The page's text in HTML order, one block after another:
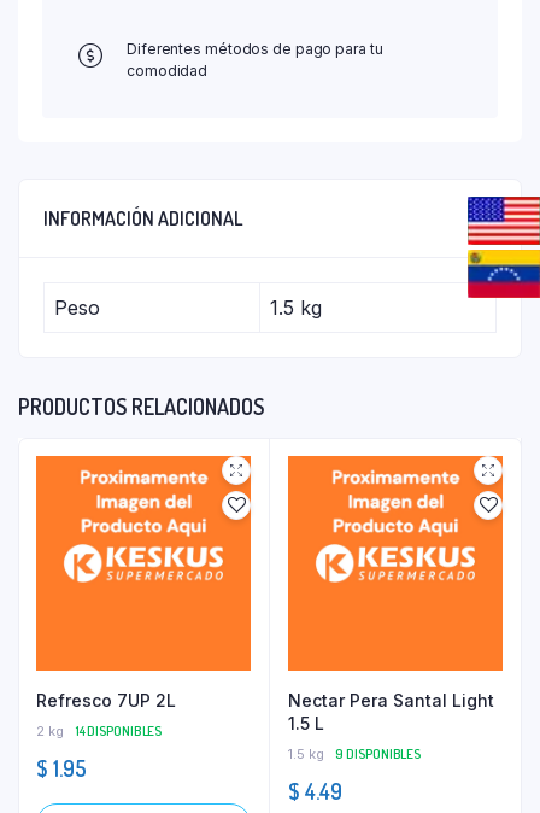
Diferentes métodos de pago para tu
comodidad
INFORMACIÓN ADICIONAL
Peso 1.5 kg
PRODUCTOS RELACIONADOS
Refresco 7UP 2L
2 kg 14 DISPONIBLES
$ 1.95
Nectar Pera Santal Light
1.5 L
1.5 kg 9 DISPONIBLES
$ 4.49